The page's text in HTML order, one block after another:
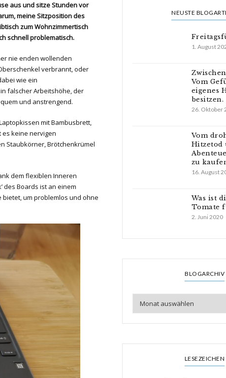
aus und sitze Stunden vor
meine Sitzposition des
zum Wohnzimmertisch
schnell problematisch.
nie enden wollenden
verbrannt, oder
wie ein
falscher Arbeitshöhe, der
und anstrengend.
mit Bambusbrett,
es keine nervigen
Staubkörner, Brötchenkrümel
dem flexiblen Inneren
des Boards ist an einem
um problemlos und ohne
NEUSTE
1. August
Vom
eigenes
besitzen.
26. Oktober
Vom
Hitzetod
zu
16. August
Was ist
Tomate
2. Juni 2020
BLOGARCHIV
LESEZEICHEN